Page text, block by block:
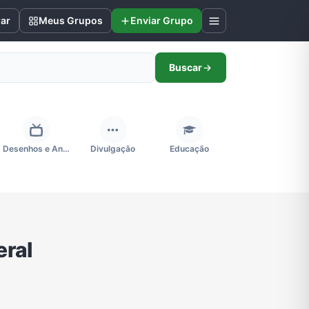
Meus Grupos Enviar Grupo
Buscar
Desenhos e Animes Divulgação Educação